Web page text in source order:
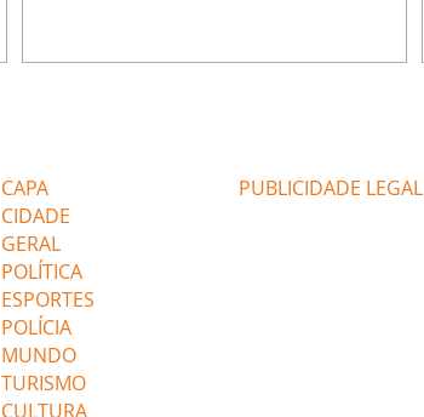
verificação, os agentes constataram que o s
CAPA
CIDADE
GERAL
POLÍTICA
ESPORTES
POLÍCIA
MUNDO
TURISMO
CULTURA
PUBLICIDADE LEGAL